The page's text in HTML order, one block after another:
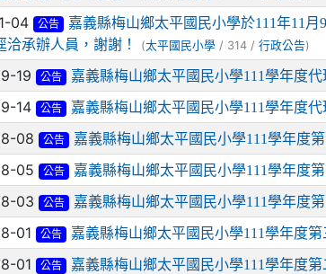
04 公告
嘉義縣梅山鄉太平國民小學於111年11
洽承辦人員，謝謝！
(太平國民小學 / 314 /行政公告)
19 公告 嘉義縣梅山鄉太平國民小學111學年度
14 公告 嘉義縣梅山鄉太平國民小學111學年度
08 公告 嘉義縣梅山鄉太平國民小學111學年度
05 公告 嘉義縣梅山鄉太平國民小學111學年度
03 公告 嘉義縣梅山鄉太平國民小學111學年度
01 公告 嘉義縣梅山鄉太平國民小學111學年度
01 公告 嘉義縣梅山鄉太平國民小學111學年度